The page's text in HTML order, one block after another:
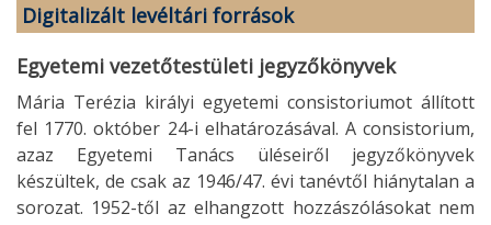
Digitalizált levéltári források
Egyetemi vezetőtestületi jegyzőkönyvek
Mária Terézia királyi egyetemi consistoriumot állított
fel 1770. október 24-i elhatározásával. A consistorium,
azaz Egyetemi Tanács üléseiről jegyzőkönyvek
készültek, de csak az 1946/47. évi tanévtől hiánytalan a
sorozat. 1952-től az elhangzott hozzászólásokat nem